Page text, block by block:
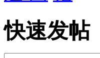
快速发帖